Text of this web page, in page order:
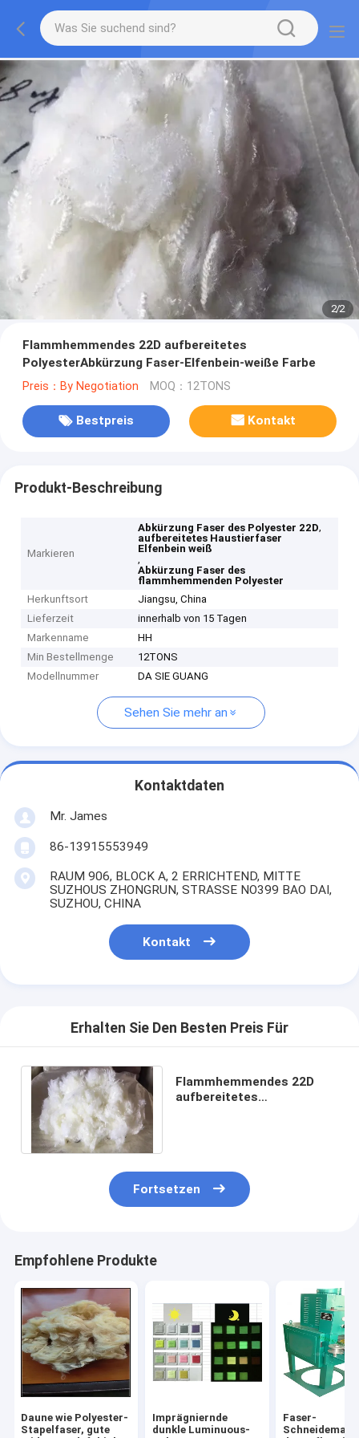
2/2
Flammhemmendes 22D aufbereitetes
PolyesterAbkürzung Faser-Elfenbein-weiße Farbe
Preis：By Negotiation MOQ：12TONS
Bestpreis Kontakt
Produkt-Beschreibung
Markieren
Abkürzung Faser des Polyester 22D,
aufbereitetes Haustierfaser
Elfenbein weiß
,
Abkürzung Faser des
flammhemmenden Polyester
Herkunftsort
Jiangsu, China
Lieferzeit
innerhalb von 15 Tagen
Markenname
HH
Min Bestellmenge
12TONS
Modellnummer
DA SIE GUANG
Sehen Sie mehr an
Kontaktdaten
Mr. James
86-13915553949
RAUM 906, BLOCK A, 2 ERRICHTEND, MITTE
SUZHOUS ZHONGRUN, STRASSE NO399 BAO DAI,
SUZHOU, CHINA
Kontakt
Erhalten Sie Den Besten Preis Für
Flammhemmendes 22D
aufbereitetes
Fortsetzen
Empfohlene Produkte
Daune wie Polyester-
Stapelfaser, gute
Imprägniernde
dunkle Luminuous-
Faser-